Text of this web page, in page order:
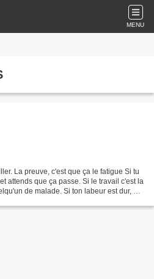
MENU
La preuve, c'est que ça le fatigue Si tu
attends que ça passe. Si le travail c'est la
de malade. Si ton labeur est dur, et